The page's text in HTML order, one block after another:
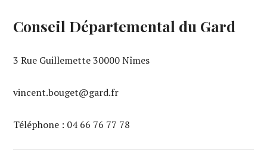
Conseil Départemental du Gard
3 Rue Guillemette 30000 Nîmes
vincent.bouget@gard.fr
Téléphone : 04 66 76 77 78